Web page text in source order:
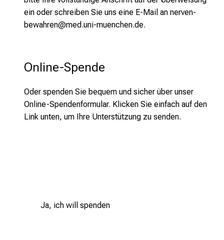
ein oder schreiben Sie uns eine E-Mail an nerven-
bewahren@med.uni-muenchen.de.
Online-Spende
Oder spenden Sie bequem und sicher über unser
Online-Spendenformular. Klicken Sie einfach auf den
Link unten, um Ihre Unterstützung zu senden.
Ja, ich will spenden